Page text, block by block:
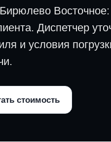
Диспетчер
и условия
стоимость